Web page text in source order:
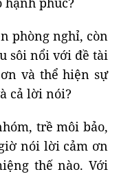
phòng nghỉ, còn
sôi nổi với đề tài
và thể hiện sự
cả lời nói?
trề môi bảo,
nói lời cảm ơn
thế nào. Với